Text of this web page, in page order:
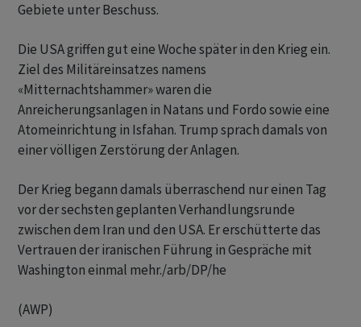
Gebiete unter Beschuss.
Die USA griffen gut eine Woche später in den Krieg ein.
Ziel des Militäreinsatzes namens
«Mitternachtshammer» waren die
Anreicherungsanlagen in Natans und Fordo sowie eine
Atomeinrichtung in Isfahan. Trump sprach damals von
einer völligen Zerstörung der Anlagen.
Der Krieg begann damals überraschend nur einen Tag
vor der sechsten geplanten Verhandlungsrunde
zwischen dem Iran und den USA. Er erschütterte das
Vertrauen der iranischen Führung in Gespräche mit
Washington einmal mehr./arb/DP/he
(AWP)